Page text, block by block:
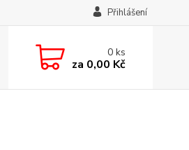
Přihlášení
0ks
za 0,00 Kč